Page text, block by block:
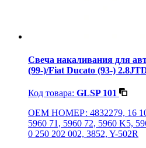
Свеча накаливания для
(99-)/Fiat Ducato (93-)
Код товара: GLSP 101
OEM НОМЕР: 4832279, 16
5960 71, 5960 72, 5960 K5,
0 250 202 002, 3852, Y-502R